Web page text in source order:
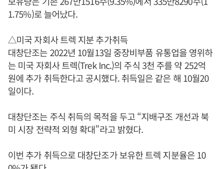
1.75%)로 늘어났다.
△미국 자회사 트렉 지분 추가취득
대창단조는 2022년 10월13일 중장비부품 유통업을 영위하
는 미국 자회사 트렉(Trek Inc.)의 주식 3천 주를 약 252억
원에 추가 취득한다고 공시했다. 취득일은 같은 해 10월20
일이다.
대창단조는 주식 취득의 목적을 두고 “지배구조 개선과 북
미 시장 전략적 외형 확대”라고 밝혔다.
이번 추가 취득으로 대창단조가 보유한 트렉 지분율은 10